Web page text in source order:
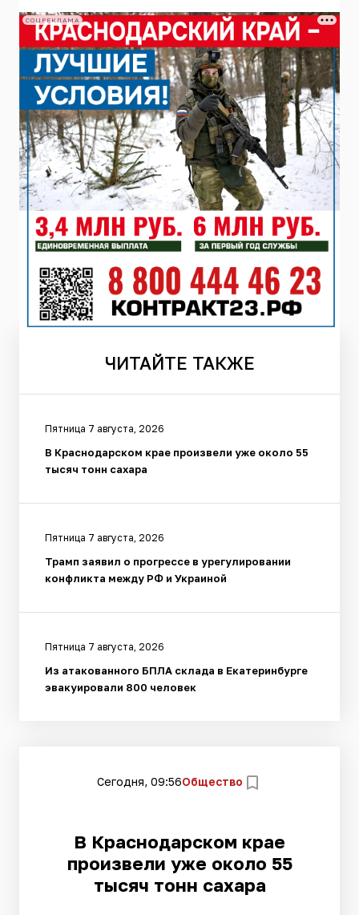
СОЦРЕКЛАМА
ЧИТАЙТЕ ТАКЖЕ
Пятница 7 августа, 2026
В Краснодарском крае произвели уже около 55
тысяч тонн сахара
Пятница 7 августа, 2026
Трамп заявил о прогрессе в урегулировании
конфликта между РФ и Украиной
Пятница 7 августа, 2026
Из атакованного БПЛА склада в Екатеринбурге
эвакуировали 800 человек
Сегодня, 09:56Общество
В Краснодарском крае
произвели уже около 55
тысяч тонн сахара